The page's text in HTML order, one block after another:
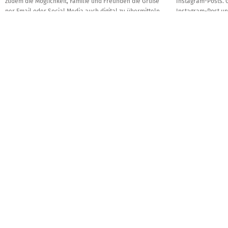
per Email oder Social Media auch digital zu übermitteln.
Instagram-Post